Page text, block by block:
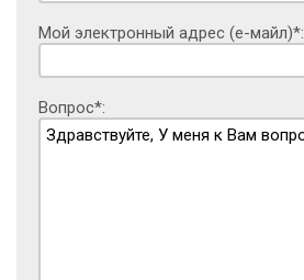
Мой электронный адрес (е-майл)*:
Вопрос*: